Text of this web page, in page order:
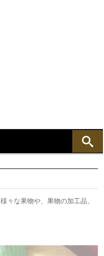
々な果物や、果物の加工品、